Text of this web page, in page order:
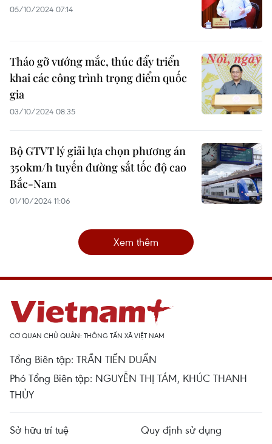
05/10/2024 07:14
Tháo gỡ vướng mắc, thúc đẩy triển
khai các công trình trọng điểm quốc
gia
03/10/2024 08:35
Bộ GTVT lý giải lựa chọn phương án
350km/h tuyến đường sắt tốc độ cao
Bắc-Nam
01/10/2024 11:06
Xem thêm
CƠ QUAN CHỦ QUẢN: THÔNG TẤN XÃ VIỆT NAM
Tổng Biên tập: TRẦN TIẾN DUẨN
Phó Tổng Biên tập: NGUYỄN THỊ TÁM, KHÚC THANH
THỦY
Sở hữu trí tuệ
Quy định sử dụng